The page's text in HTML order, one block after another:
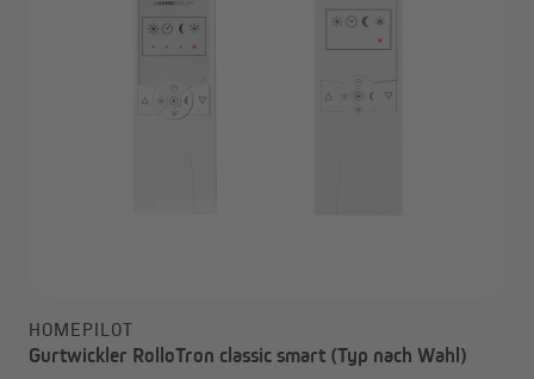
HOMEPILOT
Gurtwickler RolloTron classic smart (Typ nach Wahl)